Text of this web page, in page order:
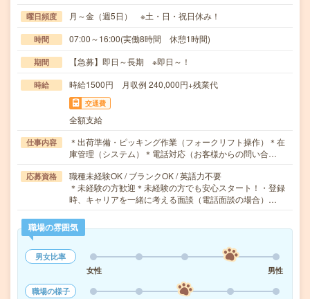
曜日頻度 月～金（週5日） ※土・日・祝日休み！
時間 07:00～16:00(実働8時間 休憩1時間)
期間 【急募】即日～長期 ※即日～！
時給 時給1500円 月収例 240,000円+残業代
交通費
全額支給
仕事内容
＊出荷準備・ピッキング作業（フォークリフト操作）＊在
庫管理（システム）＊電話対応（お客様からの問い合…
応募資格
職種未経験OK / ブランクOK / 英語力不要
＊未経験の方歓迎＊未経験の方でも安心スタート！・登録
時、キャリアを一緒に考える面談（電話面談の場合）…
職場の雰囲気
男女比率
女性
男性
職場の様子